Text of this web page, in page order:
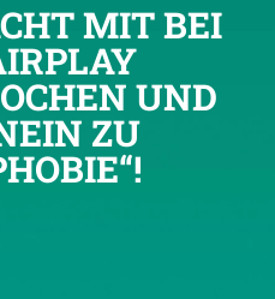
MIT BEI
UND
ZU